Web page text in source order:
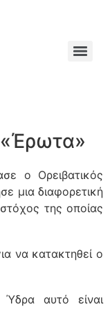
ο Ορειβατικός
μια διαφορετική
της οποίας
να κατακτηθεί ο
αυτό είναι